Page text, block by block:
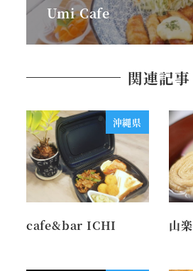
Umi Cafe
関連記事
沖縄県
cafe&bar ICHI 山楽